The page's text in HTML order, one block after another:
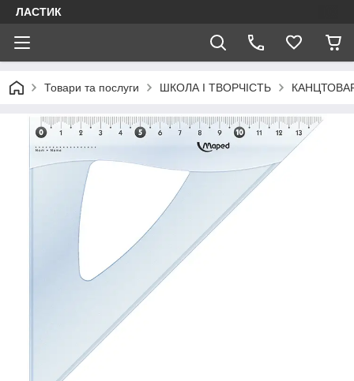
ЛАСТИК
Товари та послуги ШКОЛА І ТВОРЧІСТЬ